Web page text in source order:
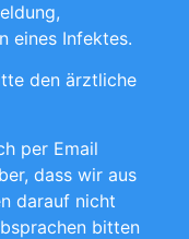
eines Infektes.
den ärztliche
per Email
dass wir aus
darauf nicht
bitten